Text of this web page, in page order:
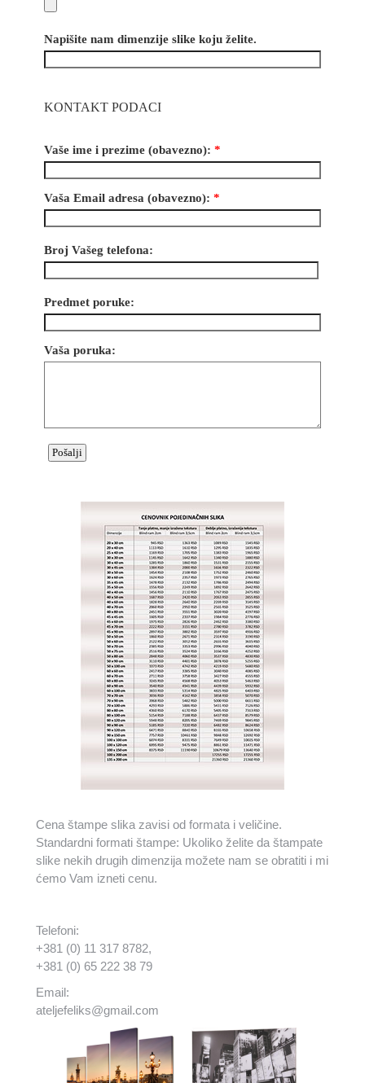
Cena štampe slika zavisi od formata i veličine.
Standardni formati štampe: Ukoliko želite da štampate
slike nekih drugih dimenzija možete nam se obratiti i mi
ćemo Vam izneti cenu.
Telefoni:
+381 (0) 11 317 8782,
+381 (0) 65 222 38 79
Email:
ateljefeliks@gmail.com